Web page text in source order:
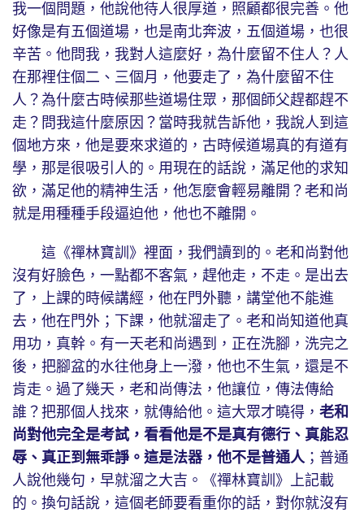
我一個問題，他說他待人很厚道，照顧都很完善。他
好像是有五個道場，也是南北奔波，五個道場，也很
辛苦。他問我，我對人這麼好，為什麼留不住人？人
在那裡住個二、三個月，他要走了，為什麼留不住
人？為什麼古時候那些道場住眾，那個師父趕都趕不
走？問我這什麼原因？當時我就告訴他，我說人到這
個地方來，他是要來求道的，古時候道場真的有道有
學，那是很吸引人的。用現在的話說，滿足他的求知
欲，滿足他的精神生活，他怎麼會輕易離開？老和尚
就是用種種手段逼迫他，他也不離開。
這《禪林寶訓》裡面，我們讀到的。老和尚對他
沒有好臉色，一點都不客氣，趕他走，不走。是出去
了，上課的時候講經，他在門外聽，講堂他不能進
去，他在門外；下課，他就溜走了。老和尚知道他真
用功，真幹。有一天老和尚遇到，正在洗腳，洗完之
後，把腳盆的水往他身上一潑，他也不生氣，還是不
肯走。過了幾天，老和尚傳法，他讓位，傳法傳給
誰？把那個人找來，就傳給他。這大眾才曉得， 老和
尚對他完全是考試，看看他是不是真有德行、真能忍
辱、真正到無乖諍。這是法器，他不是普通人；普通
人說他幾句，早就溜之大吉。《禪林寶訓》上記載
的。換句話說，這個老師要看重你的話，對你就沒有